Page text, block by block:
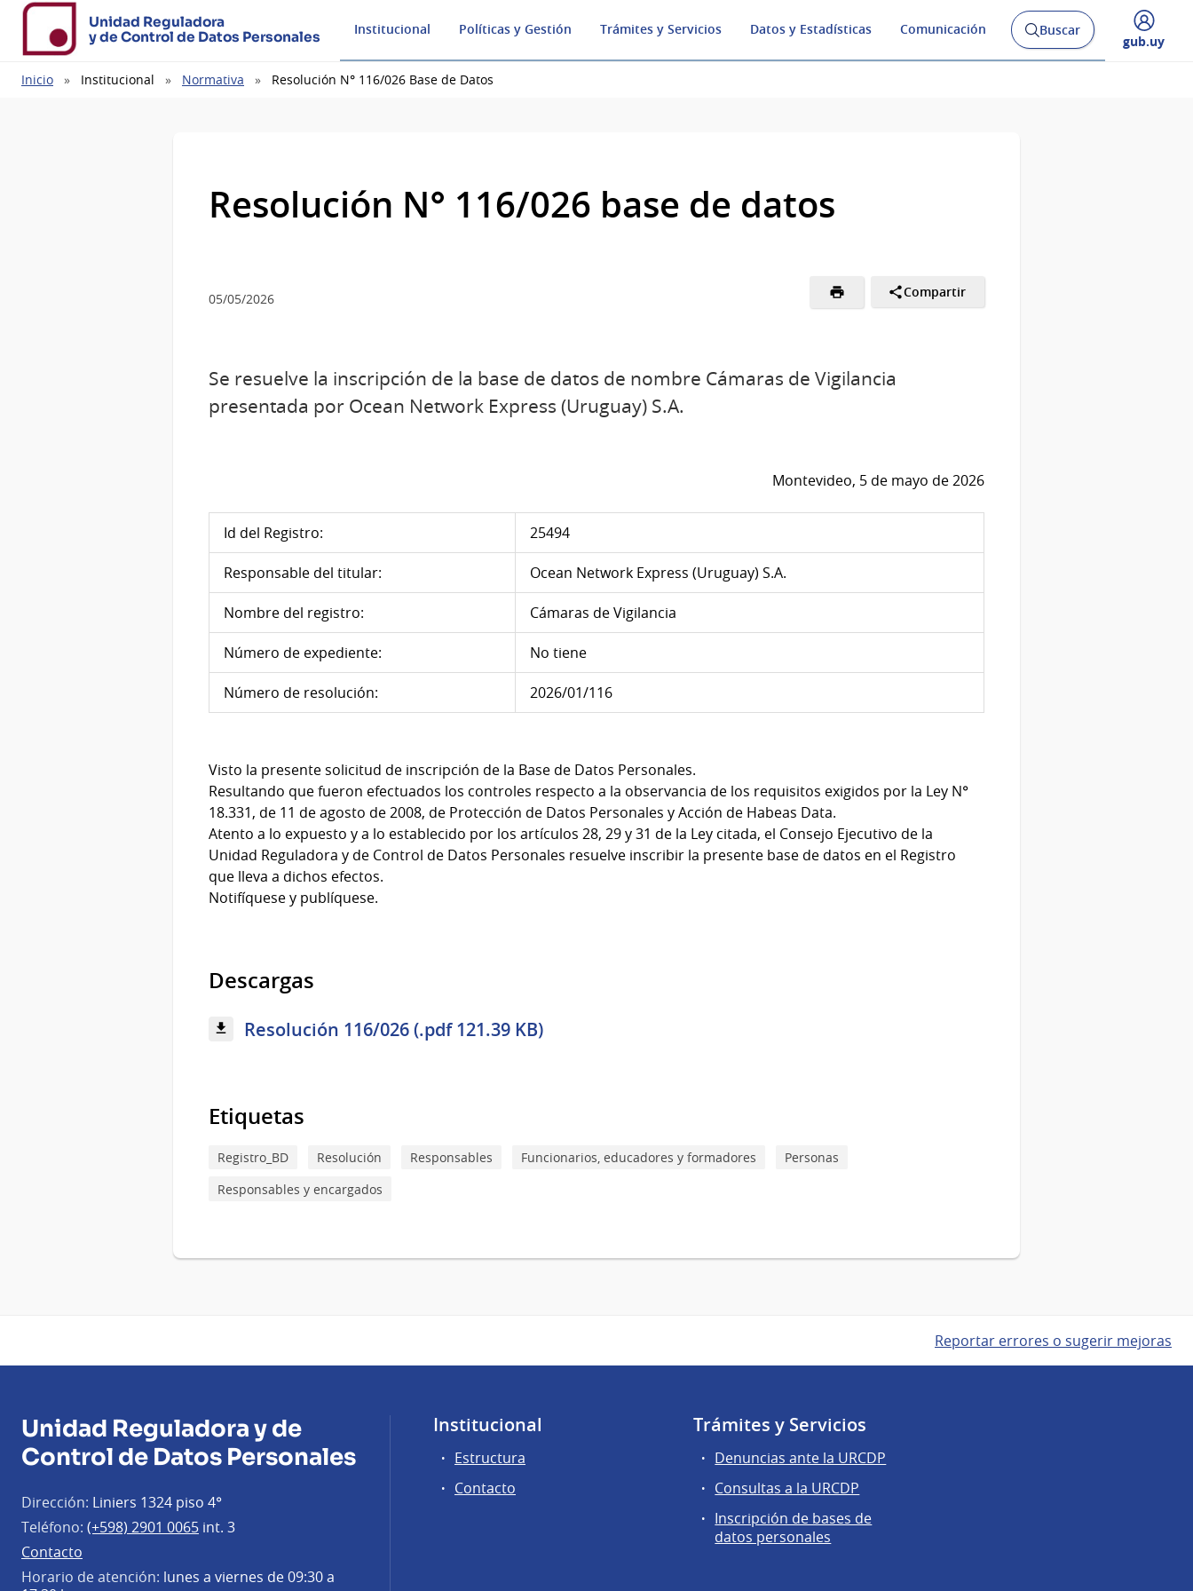
Unidad Reguladora
y de Control de Datos Personales
Institucional Políticas y Gestión Trámites y Servicios Datos y Estadísticas Comunicación
Abrir
buscador
Buscar
Desplegar
gub.uy
Ruta
Inicio Institucional Normativa Resolución N° 116/026 Base de Datos
Resolución N° 116/026 base de datos
05/05/2026 Compartir
Se resuelve la inscripción de la base de datos de nombre Cámaras de Vigilancia
presentada por Ocean Network Express (Uruguay) S.A.
Montevideo, 5 de mayo de 2026
Id del Registro: 25494
Responsable del titular: Ocean Network Express (Uruguay) S.A.
Nombre del registro: Cámaras de Vigilancia
Número de expediente: No tiene
Número de resolución: 2026/01/116
Visto la presente solicitud de inscripción de la Base de Datos Personales.
Resultando que fueron efectuados los controles respecto a la observancia de los requisitos exigidos por la Ley N°
18.331, de 11 de agosto de 2008, de Protección de Datos Personales y Acción de Habeas Data.
Atento a lo expuesto y a lo establecido por los artículos 28, 29 y 31 de la Ley citada, el Consejo Ejecutivo de la
Unidad Reguladora y de Control de Datos Personales resuelve inscribir la presente base de datos en el Registro
que lleva a dichos efectos.
Notifíquese y publíquese.
Descargas
Resolución 116/026 (.pdf 121.39 KB)
Etiquetas
Registro_BD Resolución Responsables Funcionarios, educadores y formadores
Personas
Responsables y encargados
Reportar errores o sugerir mejoras
Unidad Reguladora y de
Control de Datos Personales
Dirección: Liniers 1324 piso 4°
Teléfono: (+598) 2901 0065 int. 3
Contacto
Horario de atención: lunes a viernes de 09:30 a
Institucional
Estructura
Contacto
Trámites y Servicios
Denuncias ante la URCDP
Consultas a la URCDP
Inscripción de bases de
datos personales